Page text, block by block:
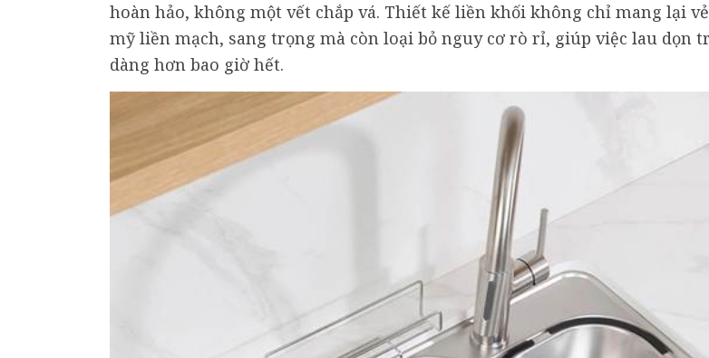
hoàn hảo, không một vết chắp vá. Thiết kế liền khối không chỉ mang lại
mỹ liền mạch, sang trọng mà còn loại bỏ nguy cơ rò rỉ, giúp việc lau dọn
dàng hơn bao giờ hết.